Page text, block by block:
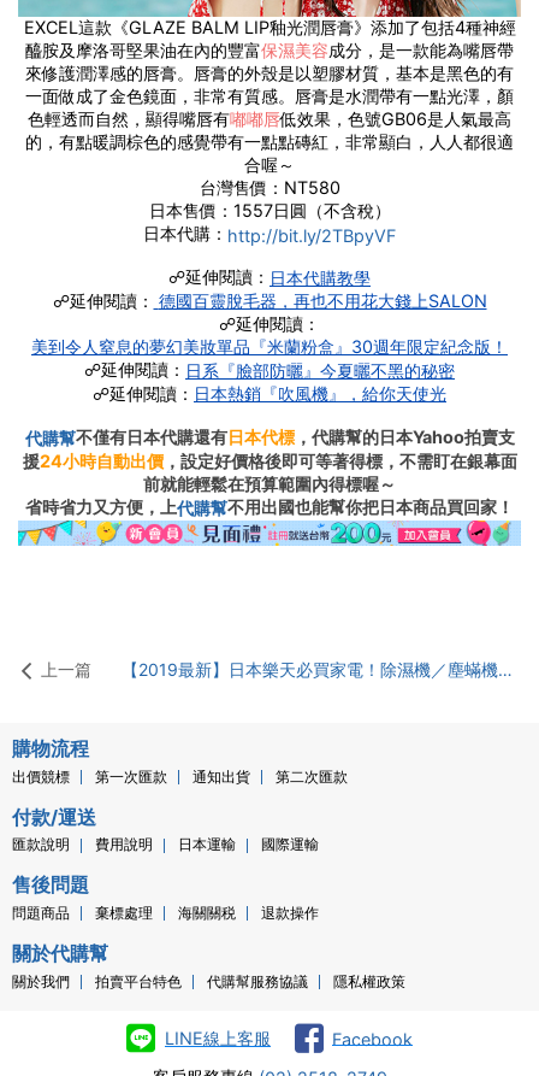
​EXCEL這款《GLAZE BALM LIP釉光潤唇膏》添加了包括4種神經
醯胺及摩洛哥堅果油在內的豐富保濕美容成分，是一款能為嘴唇帶
來修護潤澤感的唇膏。唇膏的外殼是以塑膠材質，基本是黑色的有
一面做成了金色鏡面，非常有質感。唇膏是水潤帶有一點光澤，顏
色輕透而自然，顯得嘴唇有嘟嘟唇低效果，色號GB06是人氣最高
的，有點暖調棕色的感覺帶有一點點磚紅，非常顯白 ，人人都很適
合喔～
台灣售價：NT580
日本售價：1557日圓（不含稅）
日本代購： http://bit.ly/2TBpyVF
☍延伸閱讀： 日本代購教學
☍延伸閱讀： 德國百靈脫毛器，再也不用花大錢上SALON
☍延伸閱讀：
美到令人窒息的夢幻美妝單品『米蘭粉盒』30週年限定紀念版！
☍延伸閱讀： 日系『臉部防曬』今夏曬不黑的秘密
☍延伸閱讀： 日本熱銷『吹風機』，給你天使光
代購幫不僅有日本代購還有日本代標，代購幫的日本Yahoo拍賣支
援24小時自動出價，設定好價格後即可等著得標，不需盯在銀幕面
前就能輕鬆在預算範圍內得標喔～
省時省力又方便，上代購幫不用出國也能幫你把日本商品買回家！
上一篇 【2019最新】日本樂天必買家電！除濕機／塵蟎機／烤麵包 通通榜上有名
購物流程
出價競標 第一次匯款 通知出貨 第二次匯款
付款/運送
匯款說明 費用說明 日本運輸 國際運輸
售後問題
問題商品 棄標處理 海關關税 退款操作
關於代購幫
關於我們 拍賣平台特色 代購幫服務協議 隱私權政策
LINE線上客服
Facebook